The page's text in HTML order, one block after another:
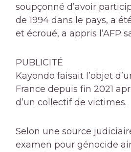
soupçonné d’avoir
de 1994 dans le pays, a
et écroué, a appris l’AFP
PUBLICITÉ
Kayondo faisait l’objet
France depuis fin 2021
d’un collectif de victimes.
Selon une source
examen pour génocide